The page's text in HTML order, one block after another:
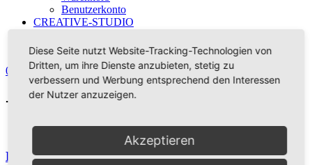
Benutzerkonto
CREATIVE-STUDIO
0,00 € 0 Warenkorb
-> Blog <-
Kreativkooperation
Diese Seite nutzt Website-Tracking-Technologien von
Dritten, um ihre Dienste anzubieten, stetig zu
verbessern und Werbung entsprechend den Interessen
der Nutzer anzuzeigen.
Akzeptieren